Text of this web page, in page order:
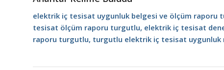
elektrik iç tesisat uygunluk belgesi ve ölçüm
tesisat ölçüm raporu turgutlu, elektrik iç tesisat
raporu turgutlu, turgutlu elektrik iç tesisat uygunluk